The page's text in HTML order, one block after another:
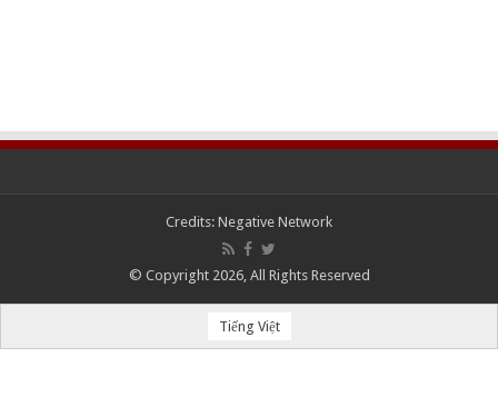
Credits: Negative Network
© Copyright 2026, All Rights Reserved
Tiếng Việt